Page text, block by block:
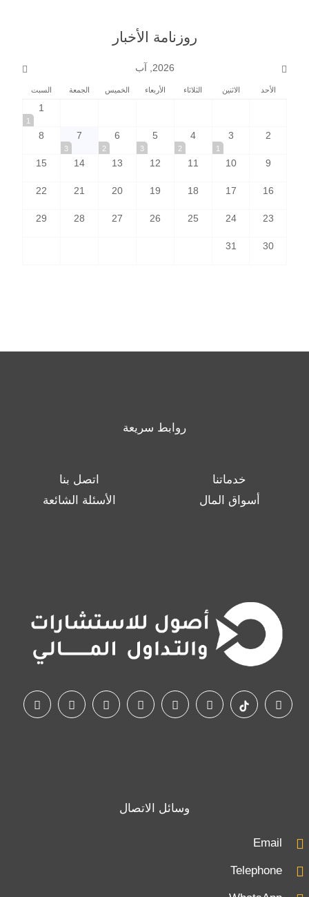
روزنامة الأخبار
2026, آب
الأحد الاثنين الثلاثاء الأربعاء الخميس الجمعة السبت
1
1
2
3
1
4
2
5
3
6
2
7
3
8
9
10
11
12
13
14
15
16
17
18
19
20
21
22
23
24
25
26
27
28
29
30
31
روابط سريعة
خدماتنا
اتصل بنا
أسواق المال
الأسئلة الشائعة
وسائل الاتصال
Email
Telephone